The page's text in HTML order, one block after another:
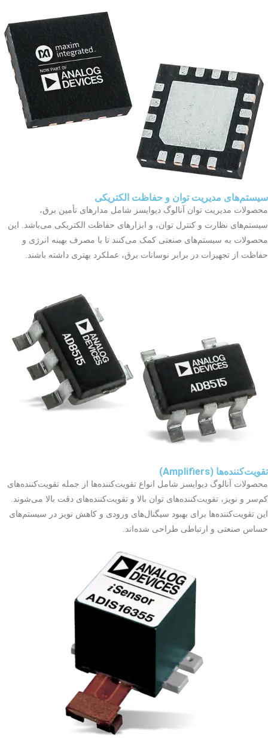
سیستم‌های مدیریت توان و حفاظت الکتریکی
محصولات مدیریت توان آنالوگ دیوایسز شامل مدارهای تأمین برق،
سیستم‌های نظارت و کنترل توان، و ابزارهای حفاظت الکتریکی می‌باشد. این
محصولات به سیستم‌های صنعتی کمک می‌کنند تا با مصرف بهینه انرژی و
حفاظت از تجهیزات در برابر نوسانات برق، عملکرد بهتری داشته باشند.
تقویت‌کننده‌ها (Amplifiers)
محصولات آنالوگ دیوایسز شامل انواع تقویت‌کننده‌ها از جمله تقویت‌کننده‌های
کم‌سر و نویز، تقویت‌کننده‌های توان بالا و تقویت‌کننده‌های دقت بالا می‌شوند.
این تقویت‌کننده‌ها برای بهبود سیگنال‌های ورودی و کاهش نویز در سیستم‌های
حساس صنعتی و ارتباطی طراحی شده‌اند.